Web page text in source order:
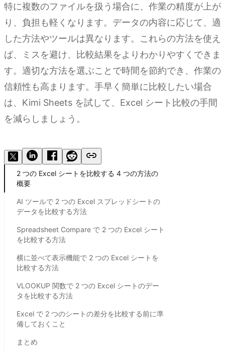
特に複数のファイルを扱う場合に、作業の精度が上が
り、負担も軽くなります。データの内容に応じて、適
した方法やツールは異なります。これらの方法を使え
ば、ミスを避け、比較結果をよりわかりやすくできま
す。適切な方法を選ぶことで時間を節約でき、作業の
信頼性も高まります。手早く簡単に比較したい場合
は、Kimi Sheets を試して、Excel シート比較の手間
を減らしましょう。
2 つの Excel シートを比較する 4 つの方法の
概要
AI ツールで 2 つの Excel スプレッドシートの
データを比較する方法
Spreadsheet Compare で 2 つの Excel シート
を比較する方法
横に並べて表示機能で 2 つの Excel シートを
比較する方法
VLOOKUP 関数で 2 つの Excel シートのデー
タを比較する方法
Excel で 2 つのシートの差分を比較する前に準
備しておくこと
まとめ